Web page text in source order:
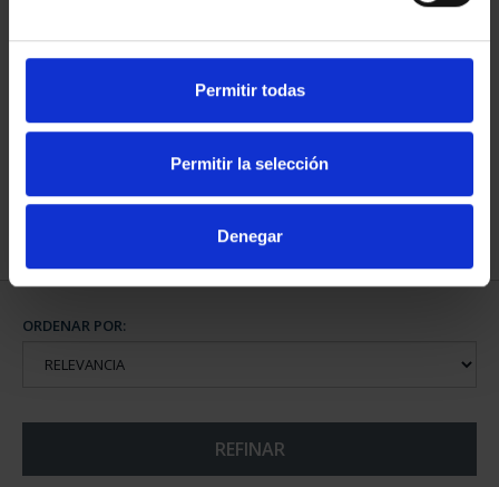
Permitir todas
Permitir la selección
Denegar
CIUDADES PATRIMONIO
73,00 €
SUSCRIPCIÓN CIUDADES
PATRIMONIO DE LA
HU...
1.095,00 €
registrados
ORDENAR POR:
REFINAR